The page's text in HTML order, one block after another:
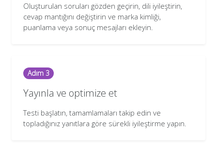
Oluşturulan soruları gözden geçirin, dili iyileştirin,
cevap mantığını değiştirin ve marka kimliği,
puanlama veya sonuç mesajları ekleyin.
Adım 3
Yayınla ve optimize et
Testi başlatın, tamamlamaları takip edin ve
topladığınız yanıtlara göre sürekli iyileştirme yapın.